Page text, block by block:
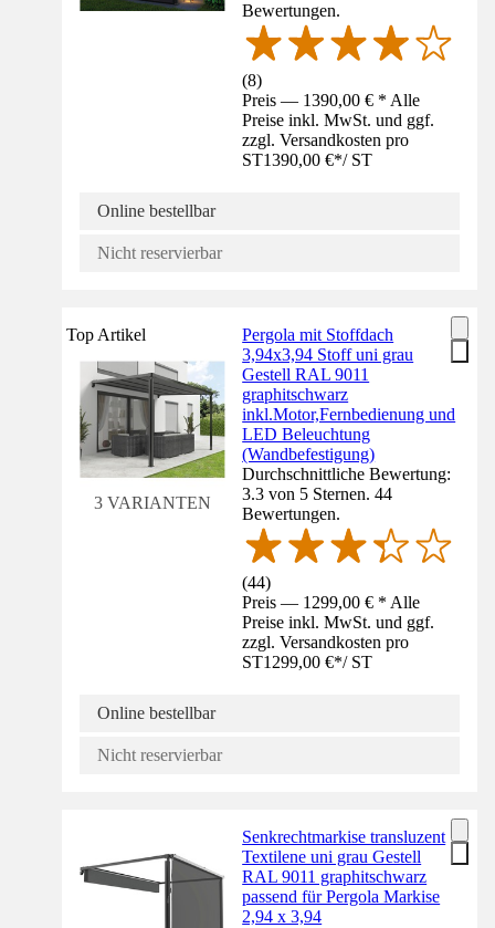
Bewertungen.
(8)
Preis — 1390,00 € * Alle
Preise inkl. MwSt. und ggf.
zzgl. Versandkosten pro
ST1390,00 €*/ ST
Online bestellbar
Nicht reservierbar
Top Artikel
3 VARIANTEN
Pergola mit Stoffdach
3,94x3,94 Stoff uni grau
Gestell RAL 9011
graphitschwarz
inkl.Motor,Fernbedienung und
LED Beleuchtung
(Wandbefestigung)
Durchschnittliche Bewertung:
3.3 von 5 Sternen. 44
Bewertungen.
(44)
Preis — 1299,00 € * Alle
Preise inkl. MwSt. und ggf.
zzgl. Versandkosten pro
ST1299,00 €*/ ST
Online bestellbar
Nicht reservierbar
Senkrechtmarkise transluzent
Textilene uni grau Gestell
RAL 9011 graphitschwarz
passend für Pergola Markise
2,94 x 3,94